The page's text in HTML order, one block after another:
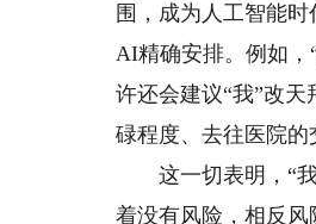
围，成为人工智能
AI精确安排。例如
许还会建议“我”改
碌程度、去往医院
这一切表明，“我”
着没有风险，相反风